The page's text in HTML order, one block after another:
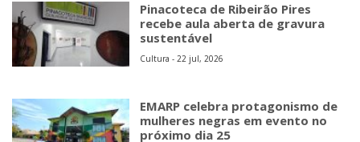
Pinacoteca de Ribeirão Pires
recebe aula aberta de gravura
sustentável
Cultura - 22 jul, 2026
EMARP celebra protagonismo de
mulheres negras em evento no
próximo dia 25